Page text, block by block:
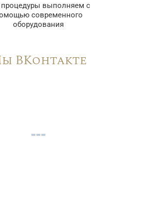
процедуры выполняем с
современного
оборудования
ВКонтакте